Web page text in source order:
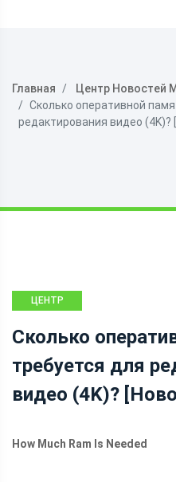
Главная
Центр Новостей
Сколько оперативной
редактирования видео (4K)?
ЦЕНТР
MINITOOL
Сколько
требуется для
видео (4K)?
How Much Ram Is Needed